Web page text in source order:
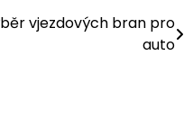
vjezdových bran pro
auto